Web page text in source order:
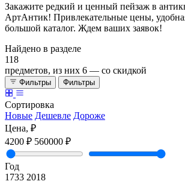
Закажите редкий и ценный пейзаж в
АртАнтик! Привлекательные цены,
большой каталог. Ждем ваших заявок!
Найдено в разделе
118
предметов, из них 6 — со скидкой
Фильтры Фильтры
Сортировка
Новые Дешевле Дороже
Цена, ₽
4200 ₽ 560000 ₽
Год
1733 2018